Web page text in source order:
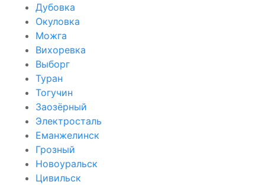
Дубовка
Окуловка
Можга
Вихоревка
Выборг
Туран
Тогучин
Заозёрный
Электросталь
Еманжелинск
Грозный
Новоуральск
Цивильск